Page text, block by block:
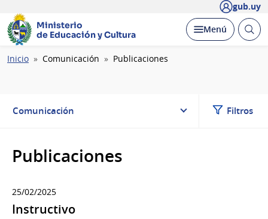
gub.uy
Ministerio
de Educación y Cultura
Desplegar
Menú Abrir
Ruta
Inicio Comunicación Publicaciones
Comunicación Filtros
Publicaciones
25/02/2025
Instructivo